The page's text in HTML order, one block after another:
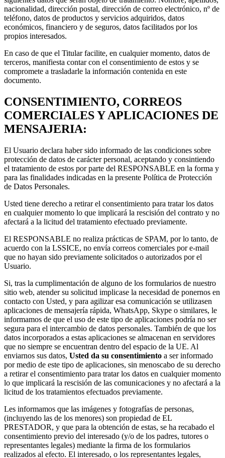
nacionalidad, dirección postal, dirección de correo electrónico, nº de
teléfono, datos de productos y servicios adquiridos, datos
económicos, financiero y de seguros, datos facilitados por los
propios interesados.
En caso de que el Titular facilite, en cualquier momento, datos de
terceros, manifiesta contar con el consentimiento de estos y se
compromete a trasladarle la información contenida en este
documento.
CONSENTIMIENTO, CORREOS
COMERCIALES Y APLICACIONES DE
MENSAJERIA:
El Usuario declara haber sido informado de las condiciones sobre
protección de datos de carácter personal, aceptando y consintiendo
el tratamiento de estos por parte del RESPONSABLE en la forma y
para las finalidades indicadas en la presente Política de Protección
de Datos Personales.
Usted tiene derecho a retirar el consentimiento para tratar los datos
en cualquier momento lo que implicará la rescisión del contrato y no
afectará a la licitud del tratamiento efectuado previamente.
El RESPONSABLE no realiza prácticas de SPAM, por lo tanto, de
acuerdo con la LSSICE, no envía correos comerciales por e-mail
que no hayan sido previamente solicitados o autorizados por el
Usuario.
Si, tras la cumplimentación de alguno de los formularios de nuestro
sitio web, atender su solicitud implicase la necesidad de ponernos en
contacto con Usted, y para agilizar esa comunicación se utilizasen
aplicaciones de mensajería rápida, WhatsApp, Skype o similares, le
informamos de que el uso de este tipo de aplicaciones podría no ser
segura para el intercambio de datos personales. También de que los
datos incorporados a estas aplicaciones se almacenan en servidores
que no siempre se encuentran dentro del espacio de la UE. Al
enviarnos sus datos, Usted da su consentimiento a ser informado
por medio de este tipo de aplicaciones, sin menoscabo de su derecho
a retirar el consentimiento para tratar los datos en cualquier momento
lo que implicará la rescisión de las comunicaciones y no afectará a la
licitud de los tratamientos efectuados previamente.
Les informamos que las imágenes y fotografías de personas,
(incluyendo las de los menores) son propiedad de EL
PRESTADOR, y que para la obtención de estas, se ha recabado el
consentimiento previo del interesado (y/o de los padres, tutores o
representantes legales) mediante la firma de los formularios
realizados al efecto. El interesado, o los representantes legales,